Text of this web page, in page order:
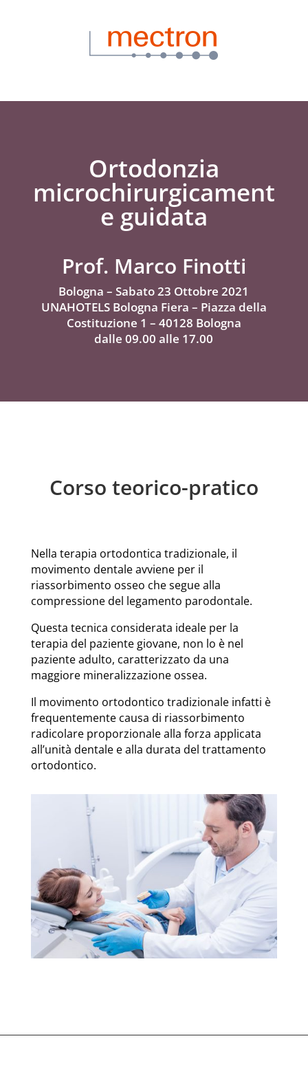
Ortodonzia
microchirurgicament
e guidata
Prof. Marco Finotti
Bologna – Sabato 23 Ottobre 2021
UNAHOTELS Bologna Fiera – Piazza della
Costituzione 1 – 40128 Bologna
dalle 09.00 alle 17.00
Corso teorico-pratico
Nella terapia ortodontica tradizionale, il
movimento dentale avviene per il
riassorbimento osseo che segue alla
compressione del legamento parodontale.
Questa tecnica considerata ideale per la
terapia del paziente giovane, non lo è nel
paziente adulto, caratterizzato da una
maggiore mineralizzazione ossea.
Il movimento ortodontico tradizionale infatti è
frequentemente causa di riassorbimento
radicolare proporzionale alla forza applicata
all’unità dentale e alla durata del trattamento
ortodontico.